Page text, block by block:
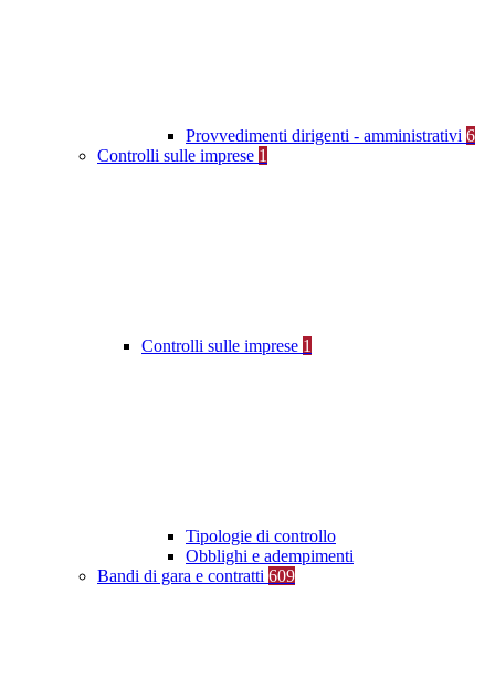
Provvedimenti dirigenti - amministrativi 6
Controlli sulle imprese 1
Controlli sulle imprese 1
Tipologie di controllo
Obblighi e adempimenti
Bandi di gara e contratti 609